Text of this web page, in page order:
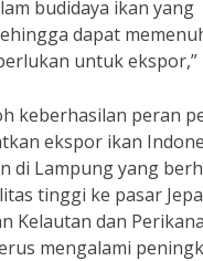
budidaya ikan yang
dapat
untuk ekspor,”
keberhasilan peran
ekspor ikan
di Lampung yang
tinggi ke pasar
Kelautan dan
mengalami